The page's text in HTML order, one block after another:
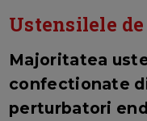
Ustensilele
Majoritatea
confectionate
perturbatori